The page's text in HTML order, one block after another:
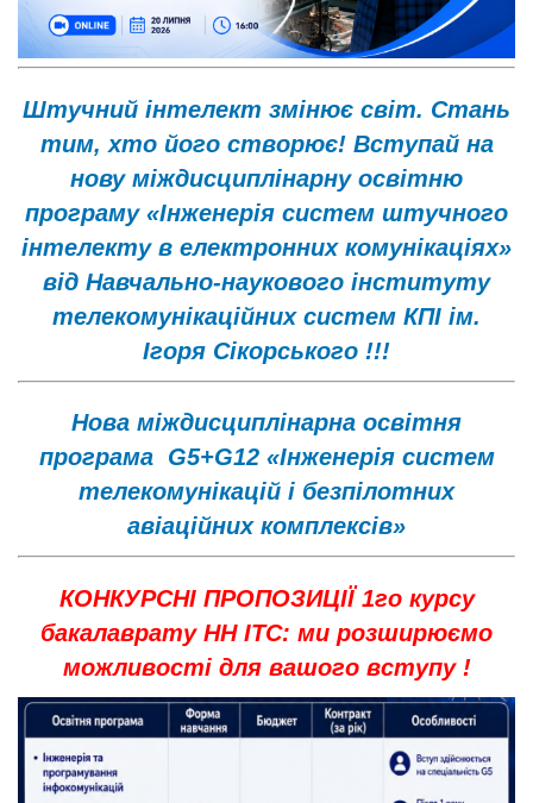
Штучний інтелект змінює світ. Стань
тим, хто його створює! Вступай на
нову міждисциплінарну освітню
програму «Інженерія систем штучного
інтелекту в електронних комунікаціях»
від Навчально-наукового інституту
телекомунікаційних систем КПІ ім.
Ігоря Сікорського !!!
Нова міждисциплінарна освітня
програма G5+G12 «Інженерія систем
телекомунікацій і безпілотних
авіаційних комплексів»
КОНКУРСНІ ПРОПОЗИЦІЇ 1го курсу
бакалаврату НН ІТС: ми розширюємо
можливості для вашого вступу !